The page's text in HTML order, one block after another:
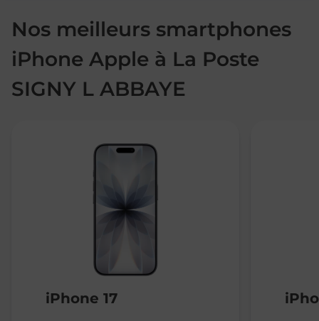
Nos meilleurs smartphones
iPhone Apple à La Poste
SIGNY L ABBAYE
iPhone 17